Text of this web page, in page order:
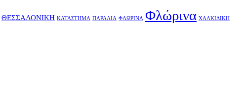
ΘΕΣΣΑΛΟΝΙΚΗ ΚΑΤΑΣΤΗΜΑ ΠΑΡΑΛΙΑ ΦΛΩΡΙΝΑ Φλώρινα ΧΑΛΚΙΔΙΚΗ